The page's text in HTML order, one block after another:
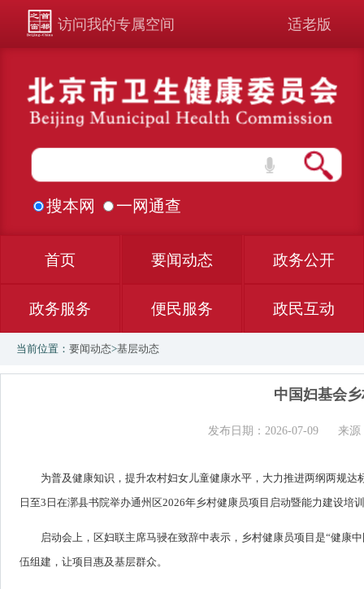
访问我的专属空间 适老版
搜本网 一网通查
首页 要闻动态 政务公开
政务服务 便民服务 政民互动
当前位置： 要闻动态>基层动态
中国妇基会
发布日期：2026-07-09 来源
为普及健康知识，提升农村妇女儿童健康水平，大力推进两纲两规
日至3日在漷县书院举办通州区2026年乡村健康员项目启动暨能力建设培
启动会上，区妇联主席马骎在致辞中表示，乡村健康员项目是“健康
伍组建，让项目惠及基层群众。